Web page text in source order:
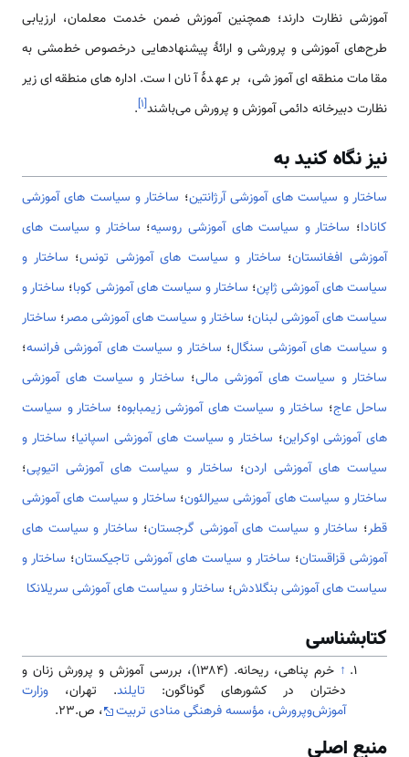
آموزشی نظارت دارند؛ همچنین آموزش ضمن خدمت معلمان، ارزیابی
طرح‌های آموزشی و پرورشی و ارائهٔ پیشنهادهایی درخصوص خط‌مشی به
مقامات منطقه‌ای آموزشی، بر عهدهٔ آنان است. اداره‌های منطقه‌ای زیر
نظارت دبیرخانه دائمی آموزش و پرورش می‌باشند[۱]
.
نیز نگاه کنید به
ساختار و سیاست های آموزشی آرژانتین؛ ساختار و سیاست های آموزشی
کانادا؛ ساختار و سیاست های آموزشی روسیه؛ ساختار و سیاست های
آموزشی افغانستان؛ ساختار و سیاست های آموزشی تونس؛ ساختار و
سیاست های آموزشی ژاپن؛ ساختار و سیاست های آموزشی کوبا؛ ساختار و
سیاست های آموزشی لبنان؛ ساختار و سیاست های آموزشی مصر؛ ساختار
و سیاست های آموزشی سنگال؛ ساختار و سیاست های آموزشی فرانسه؛
ساختار و سیاست های آموزشی مالی؛ ساختار و سیاست های آموزشی
ساحل عاج؛ ساختار و سیاست های آموزشی زیمبابوه؛ ساختار و سیاست
های آموزشی اوکراین؛ ساختار و سیاست های آموزشی اسپانیا؛ ساختار و
سیاست های آموزشی اردن؛ ساختار و سیاست های آموزشی اتیوپی؛
ساختار و سیاست های آموزشی سیرالئون؛ ساختار و سیاست های آموزشی
قطر؛ ساختار و سیاست های آموزشی گرجستان؛ ساختار و سیاست های
آموزشی قزاقستان؛ ساختار و سیاست های آموزشی تاجیکستان؛ ساختار و
سیاست های آموزشی بنگلادش؛ ساختار و سیاست های آموزشی سریلانکا
کتابشناسی
↑
خرم پناهی، ریحانه. (۱۳۸۴)، بررسی آموزش و پرورش زنان و
دختران در کشورهای گوناگون: تایلند. تهران، وزارت
آموزش‌وپرورش، مؤسسه فرهنگی منادی تربیت
، ص.23.
منبع اصلی